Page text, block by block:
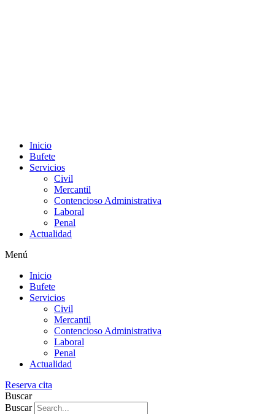
Inicio
Bufete
Servicios
Civil
Mercantil
Contencioso Administrativa
Laboral
Penal
Actualidad
Menú
Inicio
Bufete
Servicios
Civil
Mercantil
Contencioso Administrativa
Laboral
Penal
Actualidad
Reserva cita
Buscar
Buscar